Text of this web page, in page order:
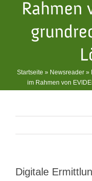
Rahmen
Startseite » Newsreader»
im Rahmen von
Digitale